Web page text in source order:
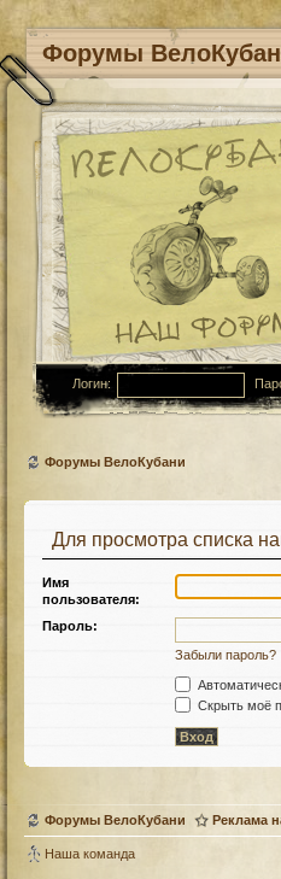
Форумы
Логин:
Форумы ВелоКубани
Для просмотра списка
Имя
пользователя:
Пароль:
Забыли пароль?
Скрыть моё
Форумы ВелоКубани Реклама
Наша команда